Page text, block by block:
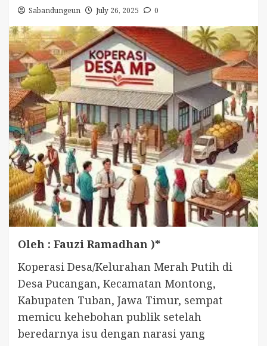
Sabandungeun July 26, 2025 0
Oleh : Fauzi Ramadhan )*
Koperasi Desa/Kelurahan Merah Putih di
Desa Pucangan, Kecamatan Montong,
Kabupaten Tuban, Jawa Timur, sempat
memicu kehebohan publik setelah
beredarnya isu dengan narasi yang